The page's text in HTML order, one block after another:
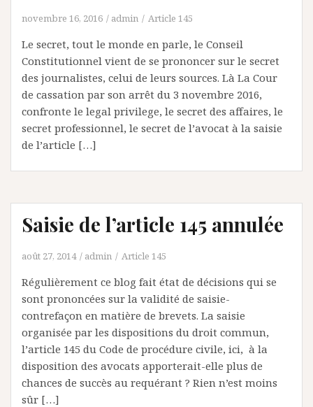
novembre 16, 2016 admin Article 145
Le secret, tout le monde en parle, le Conseil
Constitutionnel vient de se prononcer sur le secret
des journalistes, celui de leurs sources. Là La Cour
de cassation par son arrêt du 3 novembre 2016,
confronte le legal privilege, le secret des affaires, le
secret professionnel, le secret de l’avocat à la saisie
de l’article […]
Saisie de l’article 145 annulée
août 27, 2014 admin Article 145
Régulièrement ce blog fait état de décisions qui se
sont prononcées sur la validité de saisie-
contrefaçon en matière de brevets. La saisie
organisée par les dispositions du droit commun,
l’article 145 du Code de procédure civile, ici, à la
disposition des avocats apporterait-elle plus de
chances de succès au requérant ? Rien n’est moins
sûr […]